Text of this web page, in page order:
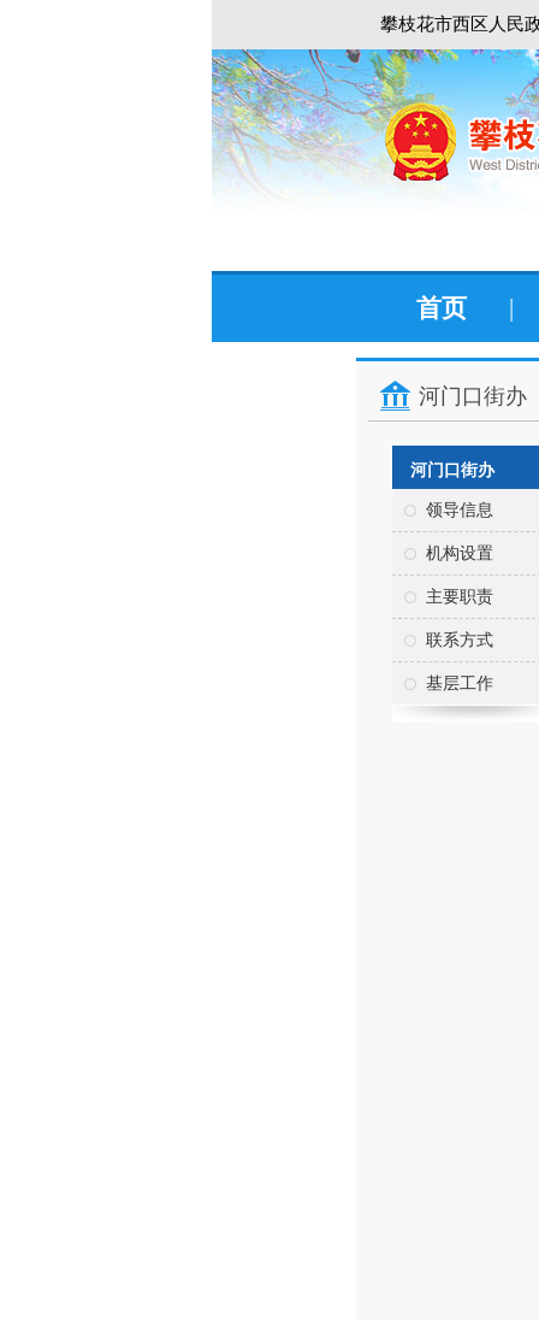
攀枝花市西区人民
首页 |
河门口街办
河门口街办
领导信息
机构设置
主要职责
联系方式
基层工作